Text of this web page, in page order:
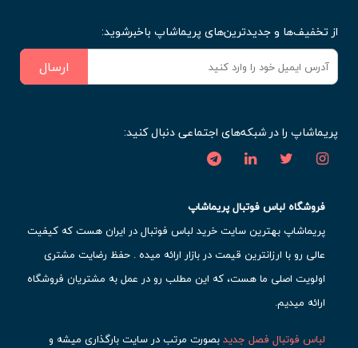
از تخفیف‌ها و جدیدترین‌های پریماشاپ باخبرشوید:
ارسال
پریماشاپ را در شبکه‌های اجتماعی دنبال کنید:
فروشگاه لباس فوتبال پریماشاپ
پریماشاپ بهترین سایت خرید لباس فوتبال در ایران هست که کیفیت
عالی رو با ارزانترین قیمت در بازار ارائه میده . حفظ رضایت مشتری
اولویت اصلی ما هست، که این مطلب رو در عمل به مشتریان فروشگاه
ارائه میدیم.
لباس فوتبال فصل جدیدبصورت مرتب در سایت بارگذاری میشه و